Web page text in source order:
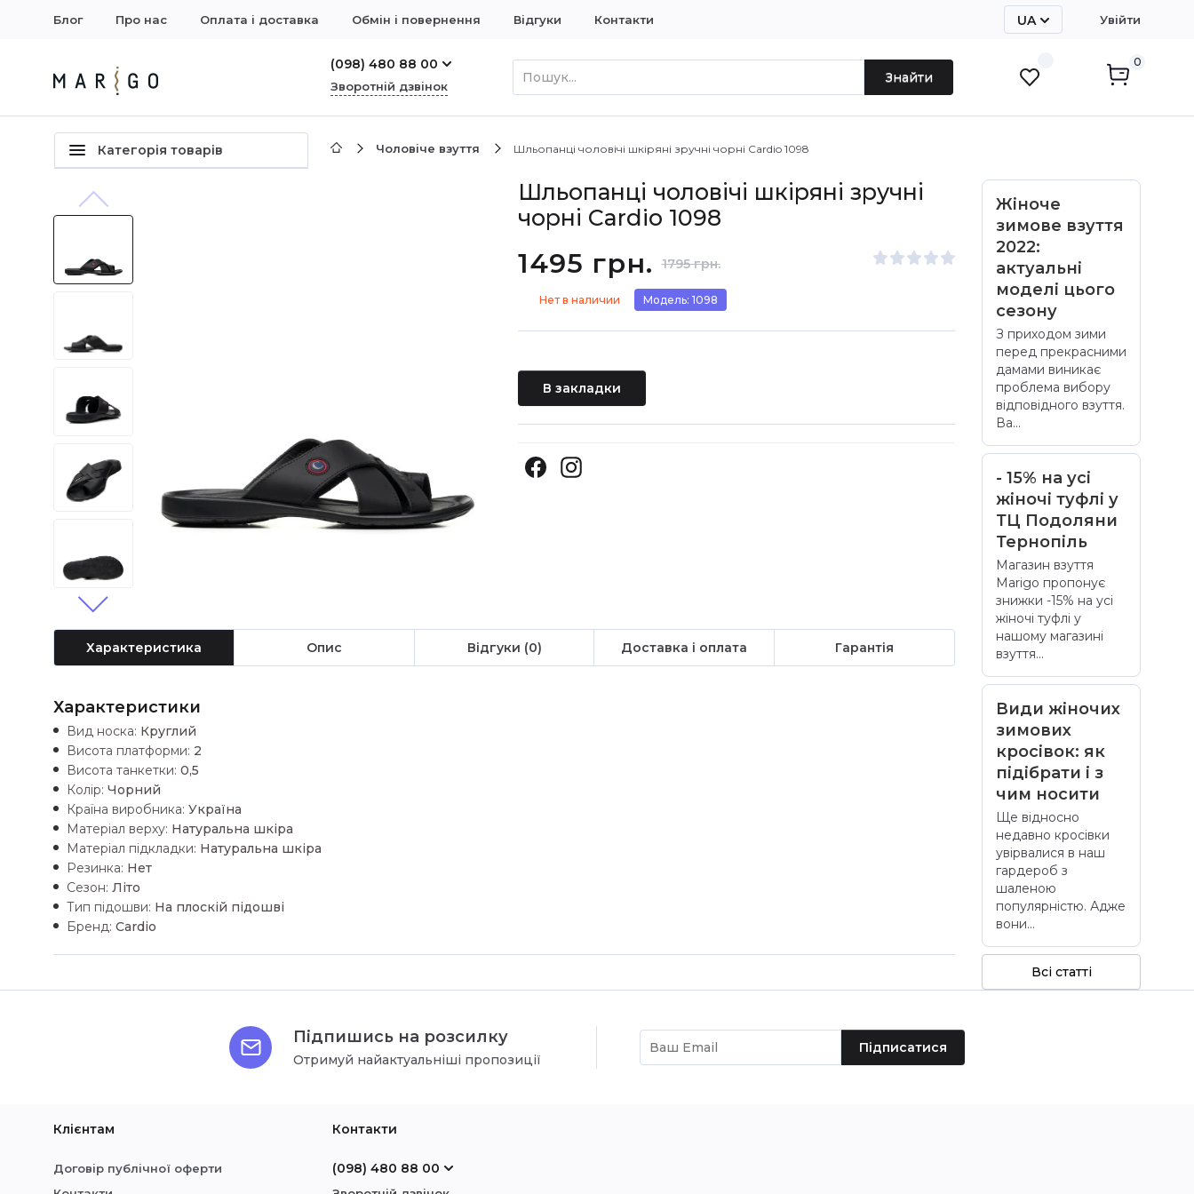
Блог Про нас Оплата і доставка Обмін і повернення Відгуки Контакти
UA
Увійти
(098) 480 88 00
Зворотній дзвінок
Знайти
0
Категорія товарів Чоловіче взуття Шльопанці чоловічі шкіряні зручні чорні Cardio 1098
Шльопанці чоловічі шкіряні зручні
чорні Cardio 1098
1495 грн. 1795 грн.
Нет в наличии Модель: 1098
В закладки
Характеристика Опис Відгуки (0) Доставка і оплата Гарантія
Характеристики
Вид носка: Круглий
Висота платформи: 2
Висота танкетки: 0,5
Колір: Чорний
Країна виробника: Україна
Матеріал верху: Натуральна шкiра
Матеріал підкладки: Натуральна шкiра
Резинка: Нет
Сезон: Літо
Тип підошви: На плоскій підошві
Бренд: Cardio
Жіноче
зимове взуття
2022:
актуальні
моделі цього
сезону
З приходом зими
перед прекрасними
дамами виникає
проблема вибору
відповідного взуття.
Ва...
- 15% на усі
жіночі туфлі у
ТЦ Подоляни
Тернопіль
Магазин взуття
Marigo пропонує
знижки -15% на усі
жіночі туфлі у
нашому магазині
взуття...
Види жіночих
зимових
кросівок: як
підібрати і з
чим носити
Ще відносно
недавно кросівки
увірвалися в наш
гардероб з
шаленою
популярністю. Адже
вони...
Всі статті
Підпишись на розсилку
Отримуй найактуальніші пропозиції
Підписатися
Клієнтам
Договір публічної оферти
Контакти
(098) 480 88 00